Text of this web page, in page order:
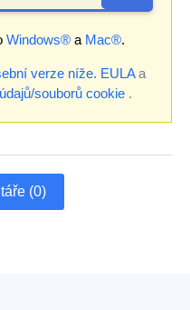
Windows® a Mac®.
verze níže. EULAa
souborů cookie .
(0)